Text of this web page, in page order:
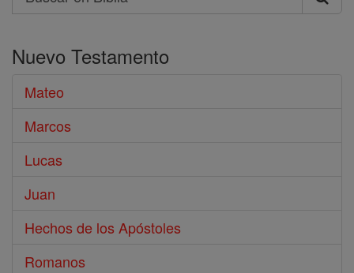
Buscar
Biblia
Nuevo Testamento
Mateo
Marcos
Lucas
Juan
Hechos de los Apóstoles
Romanos